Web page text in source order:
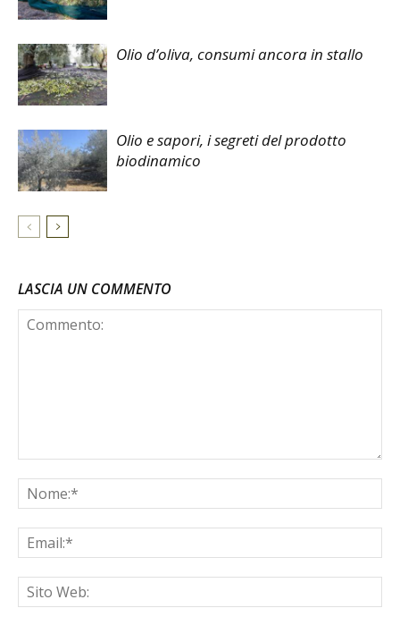
Olio d’oliva, consumi ancora in stallo
Olio e sapori, i segreti del prodotto
biodinamico
LASCIA UN COMMENTO